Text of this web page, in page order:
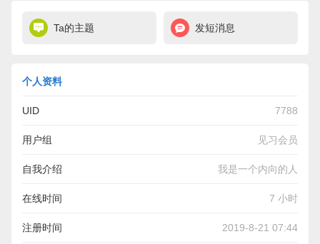
Ta的主题 发短消息
个人资料
UID 7788
用户组 见习会员
自我介绍 我是一个内向的人
在线时间 7 小时
注册时间 2019-8-21 07:44